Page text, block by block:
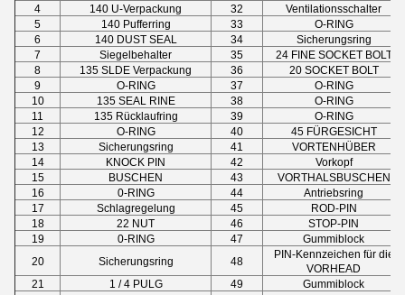
4
140 U-Verpackung 32
Ventilationsschalter
5
140 Pufferring 33
O-RING
6
140 DUST SEAL 34
Sicherungsring
7
Siegelbehalter 35
24 FINE SOCKET BOLT
8
135 SLDE Verpackung 36
20 SOCKET BOLT
9
O-RING 37
O-RING
10
135 SEAL RINE 38
O-RING
11
135 Rücklaufring 39
O-RING
12
O-RING 40
45 FÜRGESICHT
13
Sicherungsring 41
VORTENHÜBER
14
KNOCK PIN 42
Vorkopf
15
BUSCHEN 43
VORTHALSBUSCHEN
16
0-RING 44
Antriebsring
17
Schlagregelung 45
ROD-PIN
18
22 NUT 46
STOP-PIN
19
0-RING 47
Gummiblock
20
Sicherungsring 48
PIN-Kennzeichen für die
VORHEAD
21
1 / 4 PULG 49
Gummiblock